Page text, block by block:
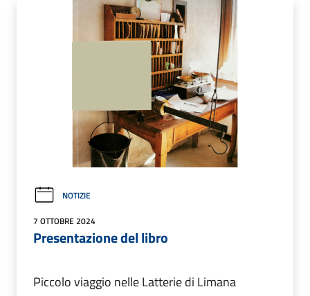
NOTIZIE
7 OTTOBRE 2024
Presentazione del libro
Piccolo viaggio nelle Latterie di Limana